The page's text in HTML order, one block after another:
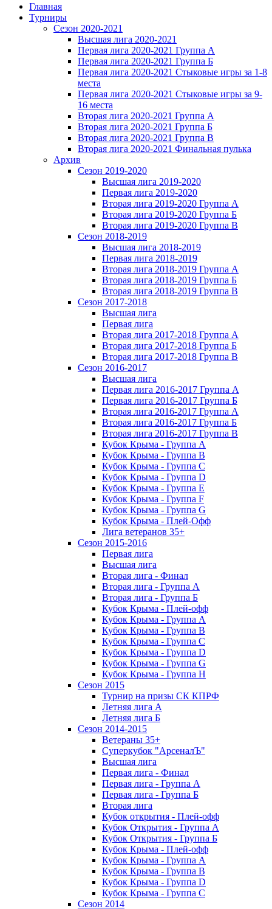
Главная
Турниры
Сезон 2020-2021
Высшая лига 2020-2021
Первая лига 2020-2021 Группа А
Первая лига 2020-2021 Группа Б
Первая лига 2020-2021 Стыковые игры за 1-8
места
Первая лига 2020-2021 Стыковые игры за 9-
16 места
Вторая лига 2020-2021 Группа А
Вторая лига 2020-2021 Группа Б
Вторая лига 2020-2021 Группа В
Вторая лига 2020-2021 Финальная пулька
Архив
Сезон 2019-2020
Высшая лига 2019-2020
Первая лига 2019-2020
Вторая лига 2019-2020 Группа А
Вторая лига 2019-2020 Группа Б
Вторая лига 2019-2020 Группа В
Сезон 2018-2019
Высшая лига 2018-2019
Первая лига 2018-2019
Вторая лига 2018-2019 Группа А
Вторая лига 2018-2019 Группа Б
Вторая лига 2018-2019 Группа В
Сезон 2017-2018
Высшая лига
Первая лига
Вторая лига 2017-2018 Группа А
Вторая лига 2017-2018 Группа Б
Вторая лига 2017-2018 Группа В
Сезон 2016-2017
Высшая лига
Первая лига 2016-2017 Группа А
Первая лига 2016-2017 Группа Б
Вторая лига 2016-2017 Группа А
Вторая лига 2016-2017 Группа Б
Вторая лига 2016-2017 Группа В
Кубок Крыма - Группа A
Кубок Крыма - Группа B
Кубок Крыма - Группа C
Кубок Крыма - Группа D
Кубок Крыма - Группа E
Кубок Крыма - Группа F
Кубок Крыма - Группа G
Кубок Крыма - Плей-Офф
Лига ветеранов 35+
Сезон 2015-2016
Первая лига
Высшая лига
Вторая лига - Финал
Вторая лига - Группа А
Вторая лига - Группа Б
Кубок Крыма - Плей-офф
Кубок Крыма - Группа A
Кубок Крыма - Группа B
Кубок Крыма - Группа C
Кубок Крыма - Группа D
Кубок Крыма - Группа G
Кубок Крыма - Группа H
Сезон 2015
Турнир на призы СК КПРФ
Летняя лига А
Летняя лига Б
Сезон 2014-2015
Ветераны 35+
Суперкубок "АрсеналЪ"
Высшая лига
Первая лига - Финал
Первая лига - Группа А
Первая лига - Группа Б
Вторая лига
Кубок открытия - Плей-офф
Кубок Открытия - Группа А
Кубок Открытия - Группа Б
Кубок Крыма - Плей-офф
Кубок Крыма - Группа A
Кубок Крыма - Группа B
Кубок Крыма - Группа D
Кубок Крыма - Группа C
Сезон 2014